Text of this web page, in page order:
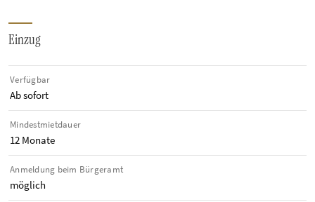
Einzug
Verfügbar
Ab sofort
Mindestmietdauer
12 Monate
Anmeldung beim Bürgeramt
möglich